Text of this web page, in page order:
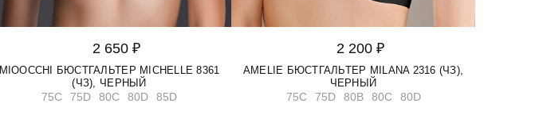
2 650 ₽
MIOOCCHI БЮСТГАЛЬТЕР MICHELLE 8361
(ЧЗ), ЧЕРНЫЙ
75C 75D 80C 80D 85D
2 200 ₽
AMELIE БЮСТГАЛЬТЕР MILANA 2316 (ЧЗ),
ЧЕРНЫЙ
75C 75D 80B 80C 80D